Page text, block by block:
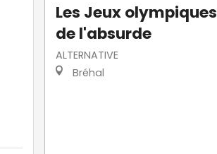
Les Jeux olympiques
de l'absurde
ALTERNATIVE
Bréhal